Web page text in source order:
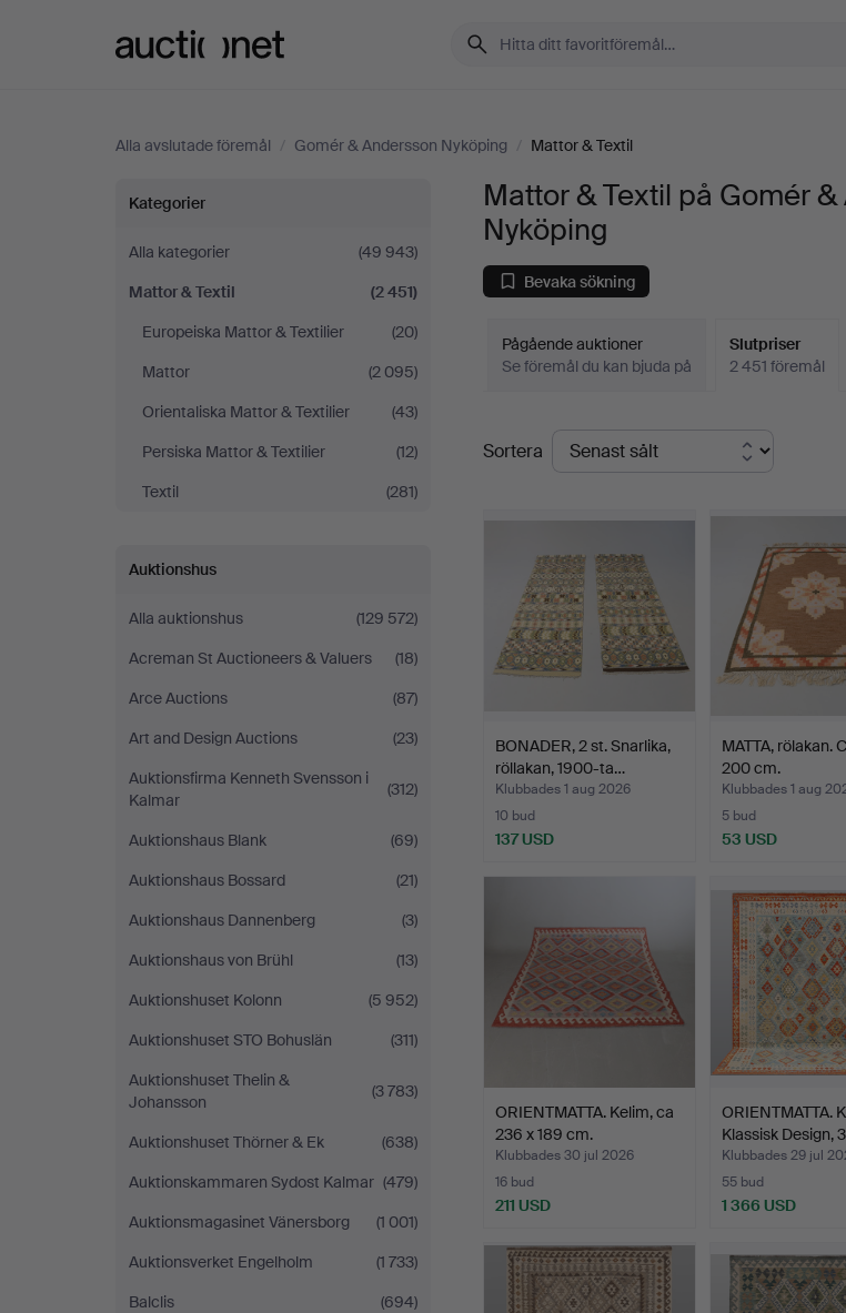
Alla avslutade föremål / Gomér & Andersson Nyköping / Mattor & Textil
Mattor
&
Textil
på
Gomér
Nyköping
Kategorier
Alla kategorier
(49 943)
Mattor & Textil
(2 451)
Europeiska Mattor & Textilier
(20)
Mattor
(2 095)
Orientaliska Mattor & Textilier
(43)
Persiska Mattor & Textilier
(12)
Textil
(281)
Auktionshus
Alla auktionshus
(129 572)
Acreman St Auctioneers & Valuers
(18)
Arce Auctions
(87)
Art and Design Auctions
(23)
Auktionsfirma Kenneth Svensson i
Kalmar
(312)
Auktionshaus Blank
(69)
Auktionshaus Bossard
(21)
Auktionshaus Dannenberg
(3)
Auktionshaus von Brühl
(13)
Auktionshuset Kolonn
(5 952)
Auktionshuset STO Bohuslän
(311)
Auktionshuset Thelin &
Johansson
(3 783)
Auktionshuset Thörner & Ek
(638)
Auktionskammaren Sydost Kalmar (479)
Auktionsmagasinet Vänersborg
(1 001)
Auktionsverket Engelholm
(1 733)
Balclis
(694)
Mattor & Textil på Gomér
Nyköping
Bevaka sökning
Pågående auktioner
Se föremål du kan bjuda på
Slutpriser
2 451 föremål
Slutpriser
Sortera
BONADER, 2 st. Snarlika,
röllakan, 1900-ta…
Klubbades 1 aug 2026
10 bud
137 USD
MATTA, rölakan.
200 cm.
Klubbades 1 aug
5 bud
53 USD
ORIENTMATTA. Kelim, ca
236 x 189 cm.
Klubbades 30 jul 2026
16 bud
211 USD
ORIENTMATTA.
Klassisk Design,
Klubbades 29 jul
55 bud
1 366 USD